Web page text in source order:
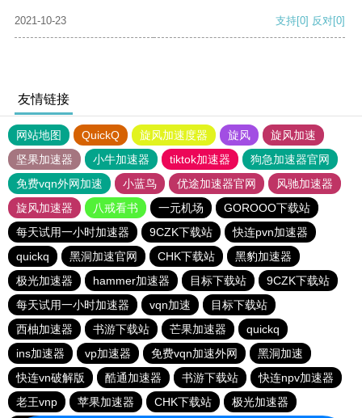
2021-10-23 支持[0] 反对[0]
友情链接
网站地图 QuickQ 旋风加速度器 旋风
旋风加速
坚果加速器
小牛加速器 tiktok加速器
狗急加速器官网
免费vqn外网加速
小蓝鸟 优途加速器官网
风驰加速器
旋风加速器
八戒看书 一元机场
GOROOO下载站
每天试用一小时加速器
9CZK下载站
快连pvn加速器
quickq
黑洞加速官网 CHK下载站
黑豹加速器
极光加速器
hammer加速器 目标下载站
9CZK下载站
每天试用一小时加速器
vqn加速
目标下载站
西柚加速器
书游下载站 芒果加速器
quickq
ins加速器
vp加速器 免费vqn加速外网
黑洞加速
快连vn破解版
酷通加速器 书游下载站
快连npv加速器
老王vnp
苹果加速器 CHK下载站 极光加速器